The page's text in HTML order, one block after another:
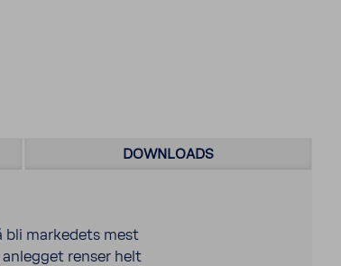
DOWNLOADS
bli markedets mest
renser helt